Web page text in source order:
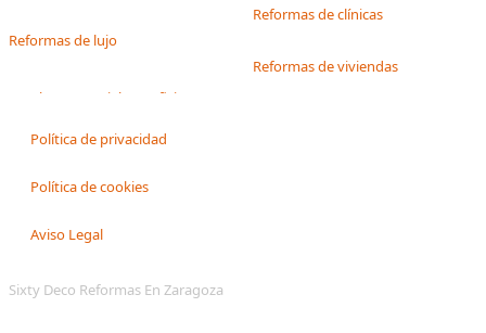
Reformas de lujo
Reformas de clínicas
Reformas de viviendas
Política de privacidad
Política de cookies
Aviso Legal
Sixty Deco Reformas En Zaragoza